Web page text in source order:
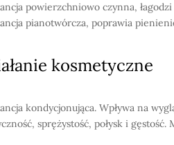
powierzchniowo czynna,
pianotwórcza, poprawia
kosmetyczne
kondycjonująca. Wpływa na
sprężystość, połysk i gęstość.